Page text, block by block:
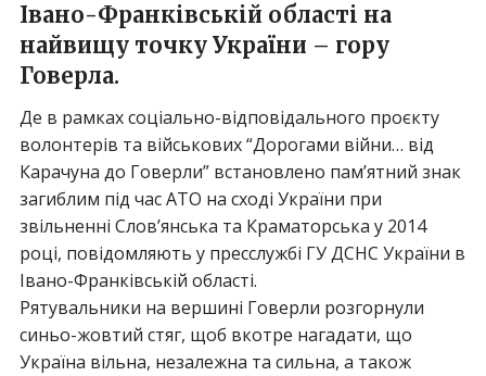
Івано-Франківській області на
найвищу точку України – гору
Говерла.
Де в рамках соціально-відповідального проєкту
волонтерів та військових “Дорогами війни… від
Карачуна до Говерли” встановлено пам’ятний знак
загиблим під час АТО на сході України при
звільненні Слов’янська та Краматорська у 2014
році, повідомляють у пресслужбі ГУ ДСНС України в
Івано-Франківській області.
Рятувальники на вершині Говерли розгорнули
синьо-жовтий стяг, щоб вкотре нагадати, що
Україна вільна, незалежна та сильна, а також